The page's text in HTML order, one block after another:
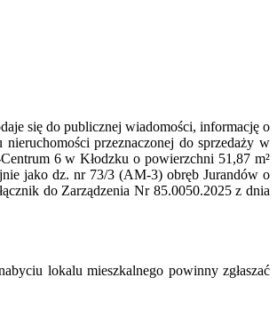
się do publicznej wiadomości, informację o
przeznaczonej do sprzedaży w
6 w Kłodzku o powierzchni 51,87 m²
jako dz. nr 73/3 (AM-3) obręb Jurandów o
do Zarządzenia Nr 85.0050.2025 z dnia
lokalu mieszkalnego powinny zgłaszać